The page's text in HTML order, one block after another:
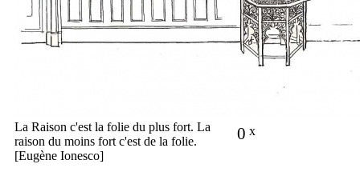
0 x
La Raison c'est la folie du plus fort. La
raison du moins fort c'est de la folie.
[Eugène Ionesco]